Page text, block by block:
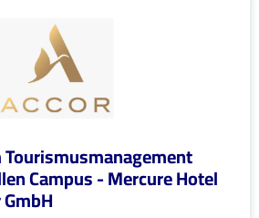
Campus - Mercure Hotel